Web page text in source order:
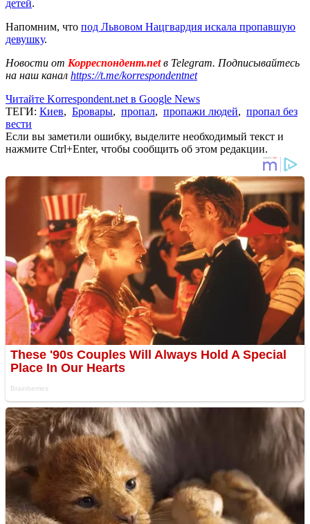
детей.
Напомним, что под Львовом Нацгвардия искала пропавшую
девушку.
Новости от Корреспондент.netв Telegram. Подписывайтесь
на наш канал https://t.me/korrespondentnet
Читайте Korrespondent.net в Google News
ТЕГИ: Киев, Бровары, пропал, пропажи людей, пропал без
вести
Если вы заметили ошибку, выделите необходимый текст и
нажмите Ctrl+Enter, чтобы сообщить об этом редакции.